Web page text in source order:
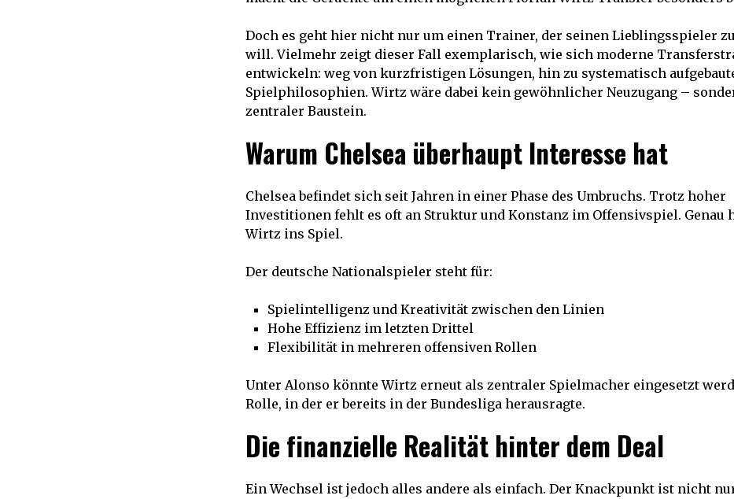
Doch es geht hier nicht nur um einen Trainer, der seinen Lieblingsspieler
will. Vielmehr zeigt dieser Fall exemplarisch, wie sich moderne
entwickeln: weg von kurzfristigen Lösungen, hin zu systematisch
Spielphilosophien. Wirtz wäre dabei kein gewöhnlicher Neuzugang –
zentraler Baustein.
Warum Chelsea überhaupt Interesse hat
Chelsea befindet sich seit Jahren in einer Phase des Umbruchs. Trotz hoher
Investitionen fehlt es oft an Struktur und Konstanz im Offensivspiel. Genau
Wirtz ins Spiel.
Der deutsche Nationalspieler steht für:
Spielintelligenz und Kreativität zwischen den Linien
Hohe Effizienz im letzten Drittel
Flexibilität in mehreren offensiven Rollen
Unter Alonso könnte Wirtz erneut als zentraler Spielmacher eingesetzt
Rolle, in der er bereits in der Bundesliga herausragte.
Die finanzielle Realität hinter dem Deal
Ein Wechsel ist jedoch alles andere als einfach. Der Knackpunkt ist nicht